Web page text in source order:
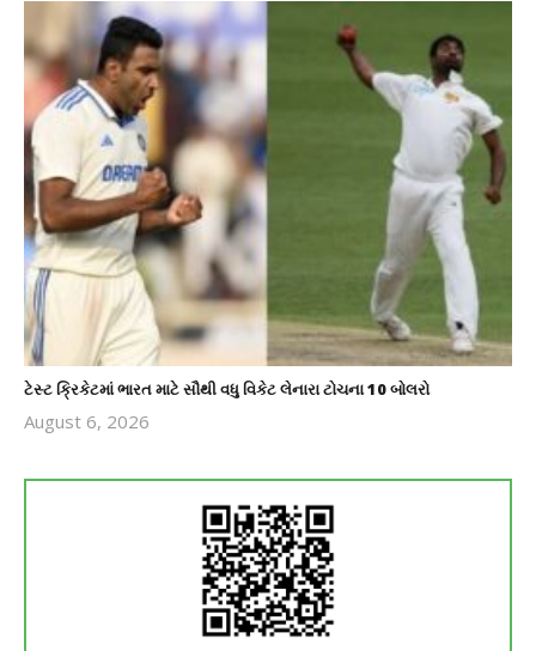
ટેસ્ટ ક્રિકેટમાં ભારત માટે સૌથી વધુ વિકેટ લેનારા ટોચના 10 બોલરો
August 6, 2026